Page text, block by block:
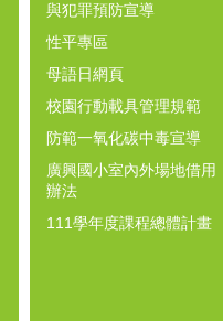
與犯罪預防宣導
性平專區
母語日網頁
校園行動載具管理規範
防範一氧化碳中毒宣導
廣興國小室內外場地借用
辦法
111學年度課程總體計畫